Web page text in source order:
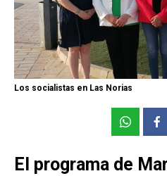
Los socialistas en Las Norias
El programa de